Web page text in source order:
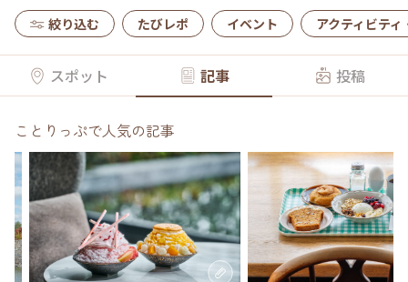
絞り込む たびレポ イベント アクティビティ
スポット 記事 投稿
ことりっぷで人気の記事